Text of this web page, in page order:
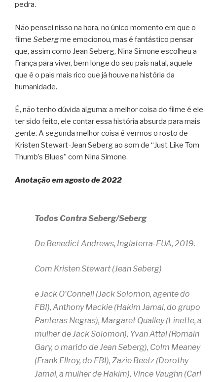
pedra.
Não pensei nisso na hora, no único momento em que o
filme Sebergme emocionou, mas é fantástico pensar
que, assim como Jean Seberg, Nina Simone escolheu a
França para viver, bem longe do seu país natal, aquele
que é o pais mais rico que já houve na história da
humanidade.
É, não tenho dúvida alguma: a melhor coisa do filme é ele
ter sido feito, ele contar essa história absurda para mais
gente. A segunda melhor coisa é vermos o rosto de
Kristen Stewart-Jean Seberg ao som de “Just Like Tom
Thumb’s Blues” com Nina Simone.
Anotação em agosto de 2022
Todos Contra Seberg/Seberg
De Benedict Andrews, Inglaterra-EUA, 2019.
Com Kristen Stewart (Jean Seberg)
e Jack O’Connell (Jack Solomon, agente do
FBI), Anthony Mackie (Hakim Jamal, do grupo
Panteras Negras), Margaret Qualley (Linette, a
mulher de Jack Solomon), Yvan Attal (Romain
Gary, o marido de Jean Seberg), Colm Meaney
(Frank Ellroy, do FBI), Zazie Beetz (Dorothy
Jamal, a mulher de Hakim), Vince Vaughn (Carl